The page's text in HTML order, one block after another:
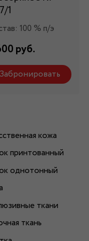
1
100 % п/э
руб.
Забронировать
кожа
принтованный
однотонный
ткани
ткань